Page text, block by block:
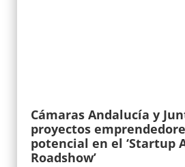
Cámaras Andalucía y
proyectos
potencial en el ‘Startup
Roadshow’